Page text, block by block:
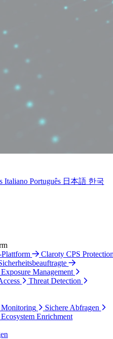
Italiano Português 日本語 한국
Claroty CPS
Exposure Management
Threat Detection
Monitoring
Sichere Abfragen
Ecosystem Enrichment